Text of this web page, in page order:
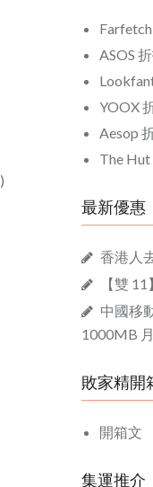
)
ASOS
YOOX
Aesop
The
最新優惠
香港人
【雙
中國移
1000MB
敗家精開
開箱文
集運推介